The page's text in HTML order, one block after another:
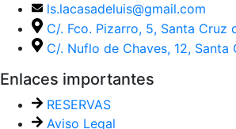
ls.lacasadeluis@gmail.com
C/. Fco. Pizarro, 5, Santa Cruz
C/. Nuflo de Chaves, 12, Santa
Enlaces importantes
RESERVAS
Aviso Legal